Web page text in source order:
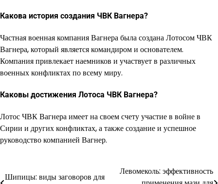
Какова история создания ЧВК Вагнера?
Частная военная компания Вагнера была создана Лотосом ЧВК
Вагнера, который является командиром и основателем.
Компания привлекает наемников и участвует в различных
военных конфликтах по всему миру.
Каковы достижения Лотоса ЧВК Вагнера?
Лотос ЧВК Вагнера имеет на своем счету участие в войне в
Сирии и других конфликтах, а также создание и успешное
руководство компанией Вагнер.
Навигация
Шипицы: виды заговоров для
Левомеколь: эффективность